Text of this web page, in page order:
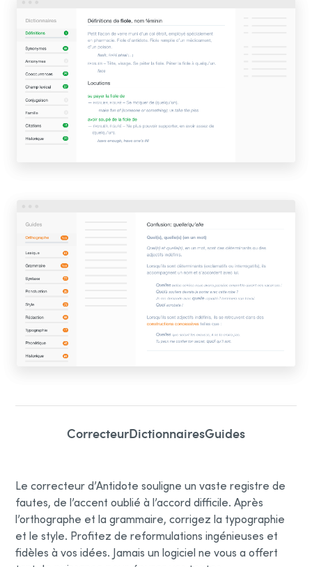
CorrecteurDictionnairesGuides
Le correcteur d’Antidote souligne un vaste registre de
fautes, de l’accent oublié à l’accord difficile. Après
l’orthographe et la grammaire, corrigez la typographie
et le style. Profitez de reformulations ingénieuses et
fidèles à vos idées. Jamais un logiciel ne vous a offert